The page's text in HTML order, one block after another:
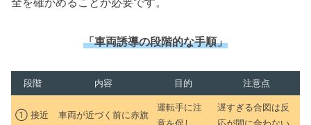
「車両誘導の段階的な手順」
段階 内容 目的 注意点
① 接近
車両が近づく前に赤旗
運転手に注
遅すぎる合図は反